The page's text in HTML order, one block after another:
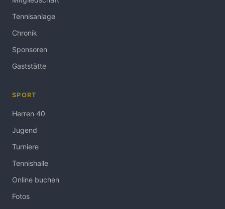
Tennisanlage
Chronik
Sponsoren
Gaststätte
SPORT
Herren 40
Jugend
Turniere
Tennishalle
Online buchen
Fotos